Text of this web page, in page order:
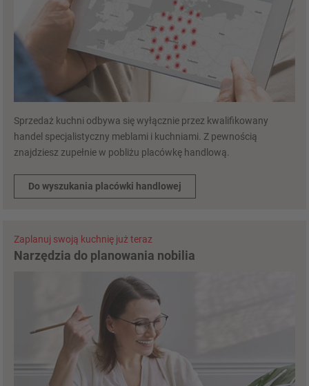
Sprzedaż kuchni odbywa się wyłącznie przez kwalifikowany
handel specjalistyczny meblami i kuchniami. Z pewnością
znajdziesz zupełnie w pobliżu placówkę handlową.
Do wyszukania placówki handlowej
Zaplanuj swoją kuchnię już teraz
Narzędzia do planowania nobilia